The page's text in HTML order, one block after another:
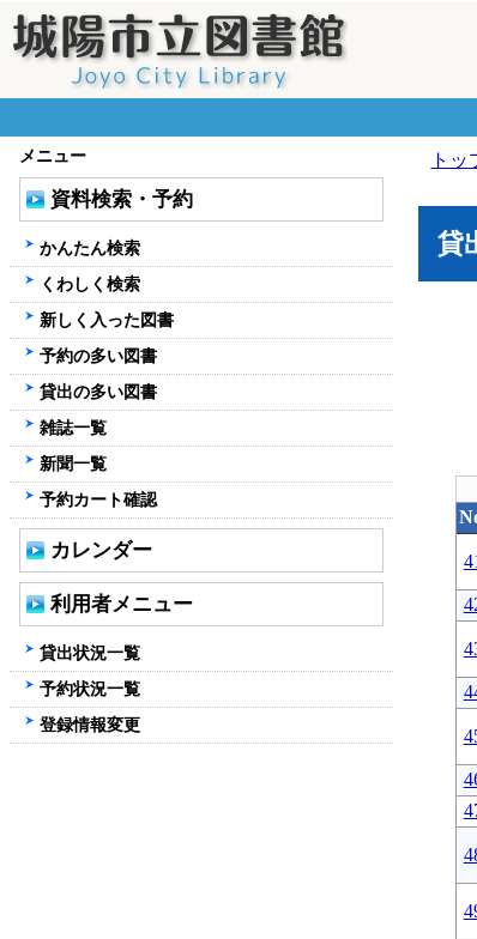
トッ
貸
メニュー
資料検索・予約
かんたん検索
くわしく検索
新しく入った図書
予約の多い図書
貸出の多い図書
雑誌一覧
新聞一覧
予約カート確認
カレンダー
利用者メニュー
貸出状況一覧
予約状況一覧
登録情報変更